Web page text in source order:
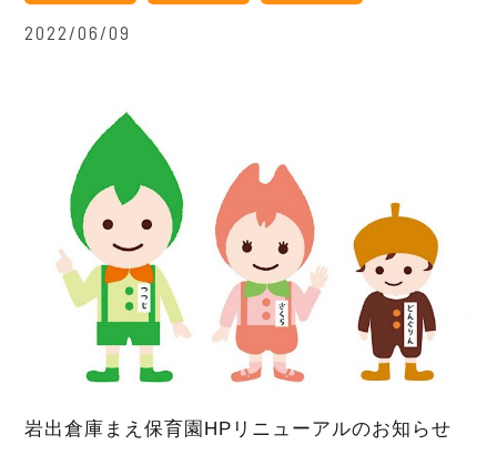
2022/06/09
岩出倉庫まえ保育園HPリニューアルのお知らせ